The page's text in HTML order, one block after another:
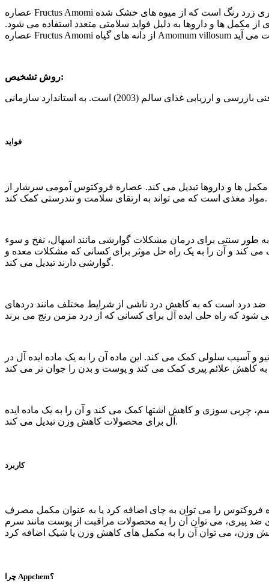
عصاره Fructus Amomi یک محصول پودری زرد رنگ است که از میوه های خشک شده Zingiberaceae amomum villosum lour استخراج می شود. عصاره فروکتوس آمومی یک ماده طبیعی و گیاهی است که به
ها و داروها به دلیل فواید سلامتی متعدد استفاده می شود.
روش تشخیص:
فواید
ها و داروها تبدیل می کند. عصاره فروکتوس آمومی سرشار از
مواد مغذی است که می تواند به ارتقای سلامت و تندرستی کمک کند.
طور سنتی برای درمان مشکلات گوارشی مانند اسهال، نفخ و سوء
کند و آن را به یک راه حل موثر برای کسانی که مشکلات معده و
گوارشی دارند تبدیل می کند.
درد است که به کاهش درد ناشی از شرایط مختلف مانند دردهای
آسیب سلولی کمک می کند. این ماده آن را به یک ماده ایده آل در
چربی سوزی و کاهش اشتها کمک می کند و آن را به یک ماده ایده
آل برای محصولات کاهش وزن تبدیل می کند.
کاربرد
فروکتوس را می توان به چای اضافه کرد یا به عنوان مکمل مصرف
ضد پیری، می توان آن را به محصولات مراقبت از پوست مانند سرم
چرا Appchem؟